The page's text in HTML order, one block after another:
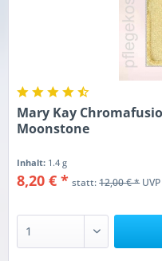
Mary Kay
Moonstone
Inhalt: 1.4 g
8,20 € * statt:12,00 € *UVP